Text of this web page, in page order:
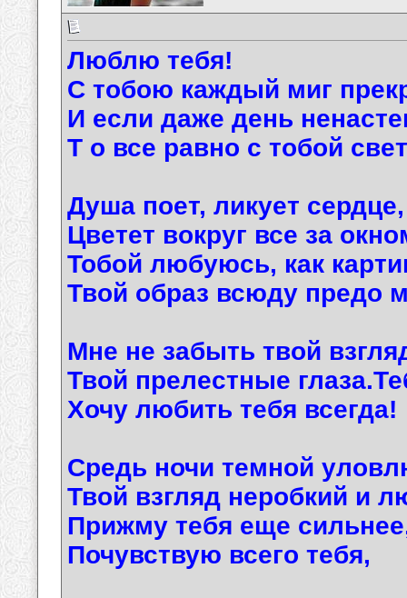
Люблю тебя!
С тобою каждый миг
И если даже день
Т о все равно с тобой
Душа поет, ликует сердце,
Цветет вокруг все за
Тобой любуюсь, как
Твой образ всюду предо
Мне не забыть твой
Твой прелестные
Хочу любить тебя всегда!
Средь ночи темной
Твой взгляд неробкий и
Прижму тебя еще
Почувствую всего тебя,